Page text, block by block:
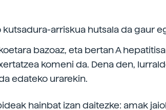
arriskua hutsala da gaur
bazoaz, eta bertan A
komeni da. Dena den,
edateko urarekin.
hainbat izan daitezke: amak